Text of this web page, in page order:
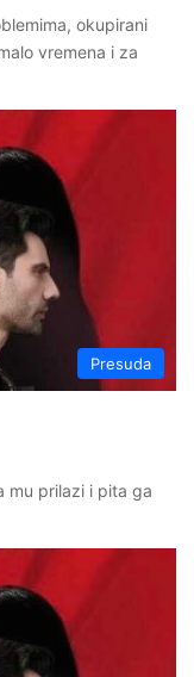
okupirani
vremena i za
Presuda
mu prilazi i pita ga